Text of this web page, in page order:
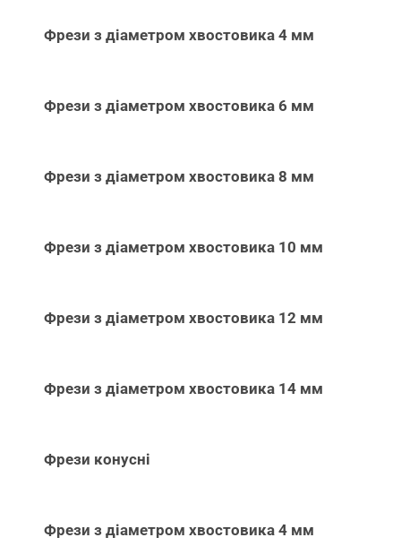
Фрези з діаметром хвостовика 4 мм
Фрези з діаметром хвостовика 6 мм
Фрези з діаметром хвостовика 8 мм
Фрези з діаметром хвостовика 10 мм
Фрези з діаметром хвостовика 12 мм
Фрези з діаметром хвостовика 14 мм
Фрези конусні
Фрези з діаметром хвостовика 4 мм